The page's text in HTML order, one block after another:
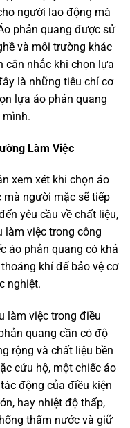
người lao động mà
phản quang được sử
và môi trường khác
cân nhắc khi chọn lựa
là những tiêu chí cơ
lựa áo phản quang
mình.
Làm Việc
xem xét khi chọn áo
người mặc sẽ tiếp
yêu cầu về chất liệu,
làm việc trong công
áo phản quang có khả
khí để bảo vệ cơ
nghiệt.
làm việc trong điều
quang cần có độ
rộng và chất liệu bền
cứu hộ, một chiếc áo
động của điều kiện
hay nhiệt độ thấp,
thấm nước và giữ